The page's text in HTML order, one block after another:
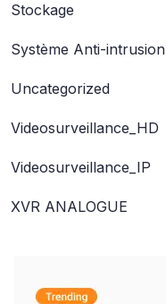
Stockage
Système Anti-intrusion
Uncategorized
Videosurveillance_HD
Videosurveillance_IP
XVR ANALOGUE